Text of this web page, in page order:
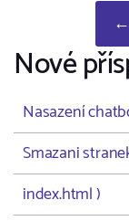
Nové
Nasazení
Smazani
index.html )